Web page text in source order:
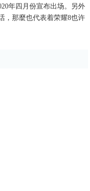
年四月份宣布出场。另外
，那麼也代表着荣耀8也许